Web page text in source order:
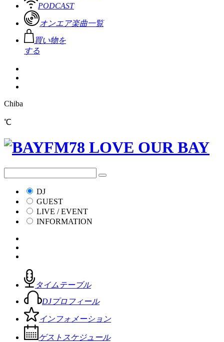
PODCAST
オンエア楽曲一覧
買い物を
する
Chiba
℃
DJ
GUEST
LIVE / EVENT
INFORMATION
タイムテーブル
DJプロフィール
インフォメーション
ゲストスケジュール